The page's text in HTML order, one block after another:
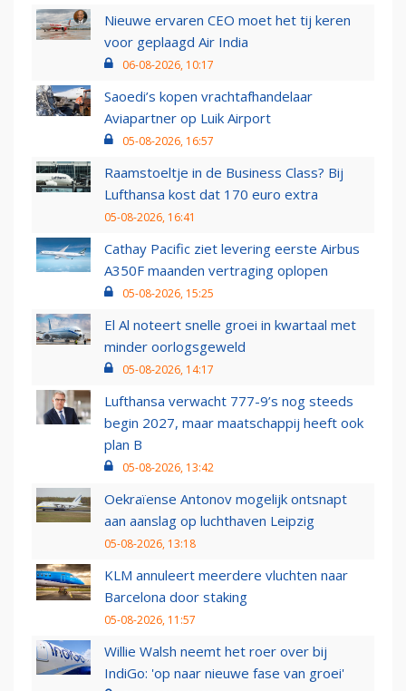
Nieuwe ervaren CEO moet het tij keren
voor geplaagd Air India
06-08-2026, 10:17
Saoedi’s kopen vrachtafhandelaar
Aviapartner op Luik Airport
05-08-2026, 16:57
Raamstoeltje in de Business Class? Bij
Lufthansa kost dat 170 euro extra
05-08-2026, 16:41
Cathay Pacific ziet levering eerste Airbus
A350F maanden vertraging oplopen
05-08-2026, 15:25
El Al noteert snelle groei in kwartaal met
minder oorlogsgeweld
05-08-2026, 14:17
Lufthansa verwacht 777-9’s nog steeds
begin 2027, maar maatschappij heeft ook
plan B
05-08-2026, 13:42
Oekraïense Antonov mogelijk ontsnapt
aan aanslag op luchthaven Leipzig
05-08-2026, 13:18
KLM annuleert meerdere vluchten naar
Barcelona door staking
05-08-2026, 11:57
Willie Walsh neemt het roer over bij
IndiGo: 'op naar nieuwe fase van groei'